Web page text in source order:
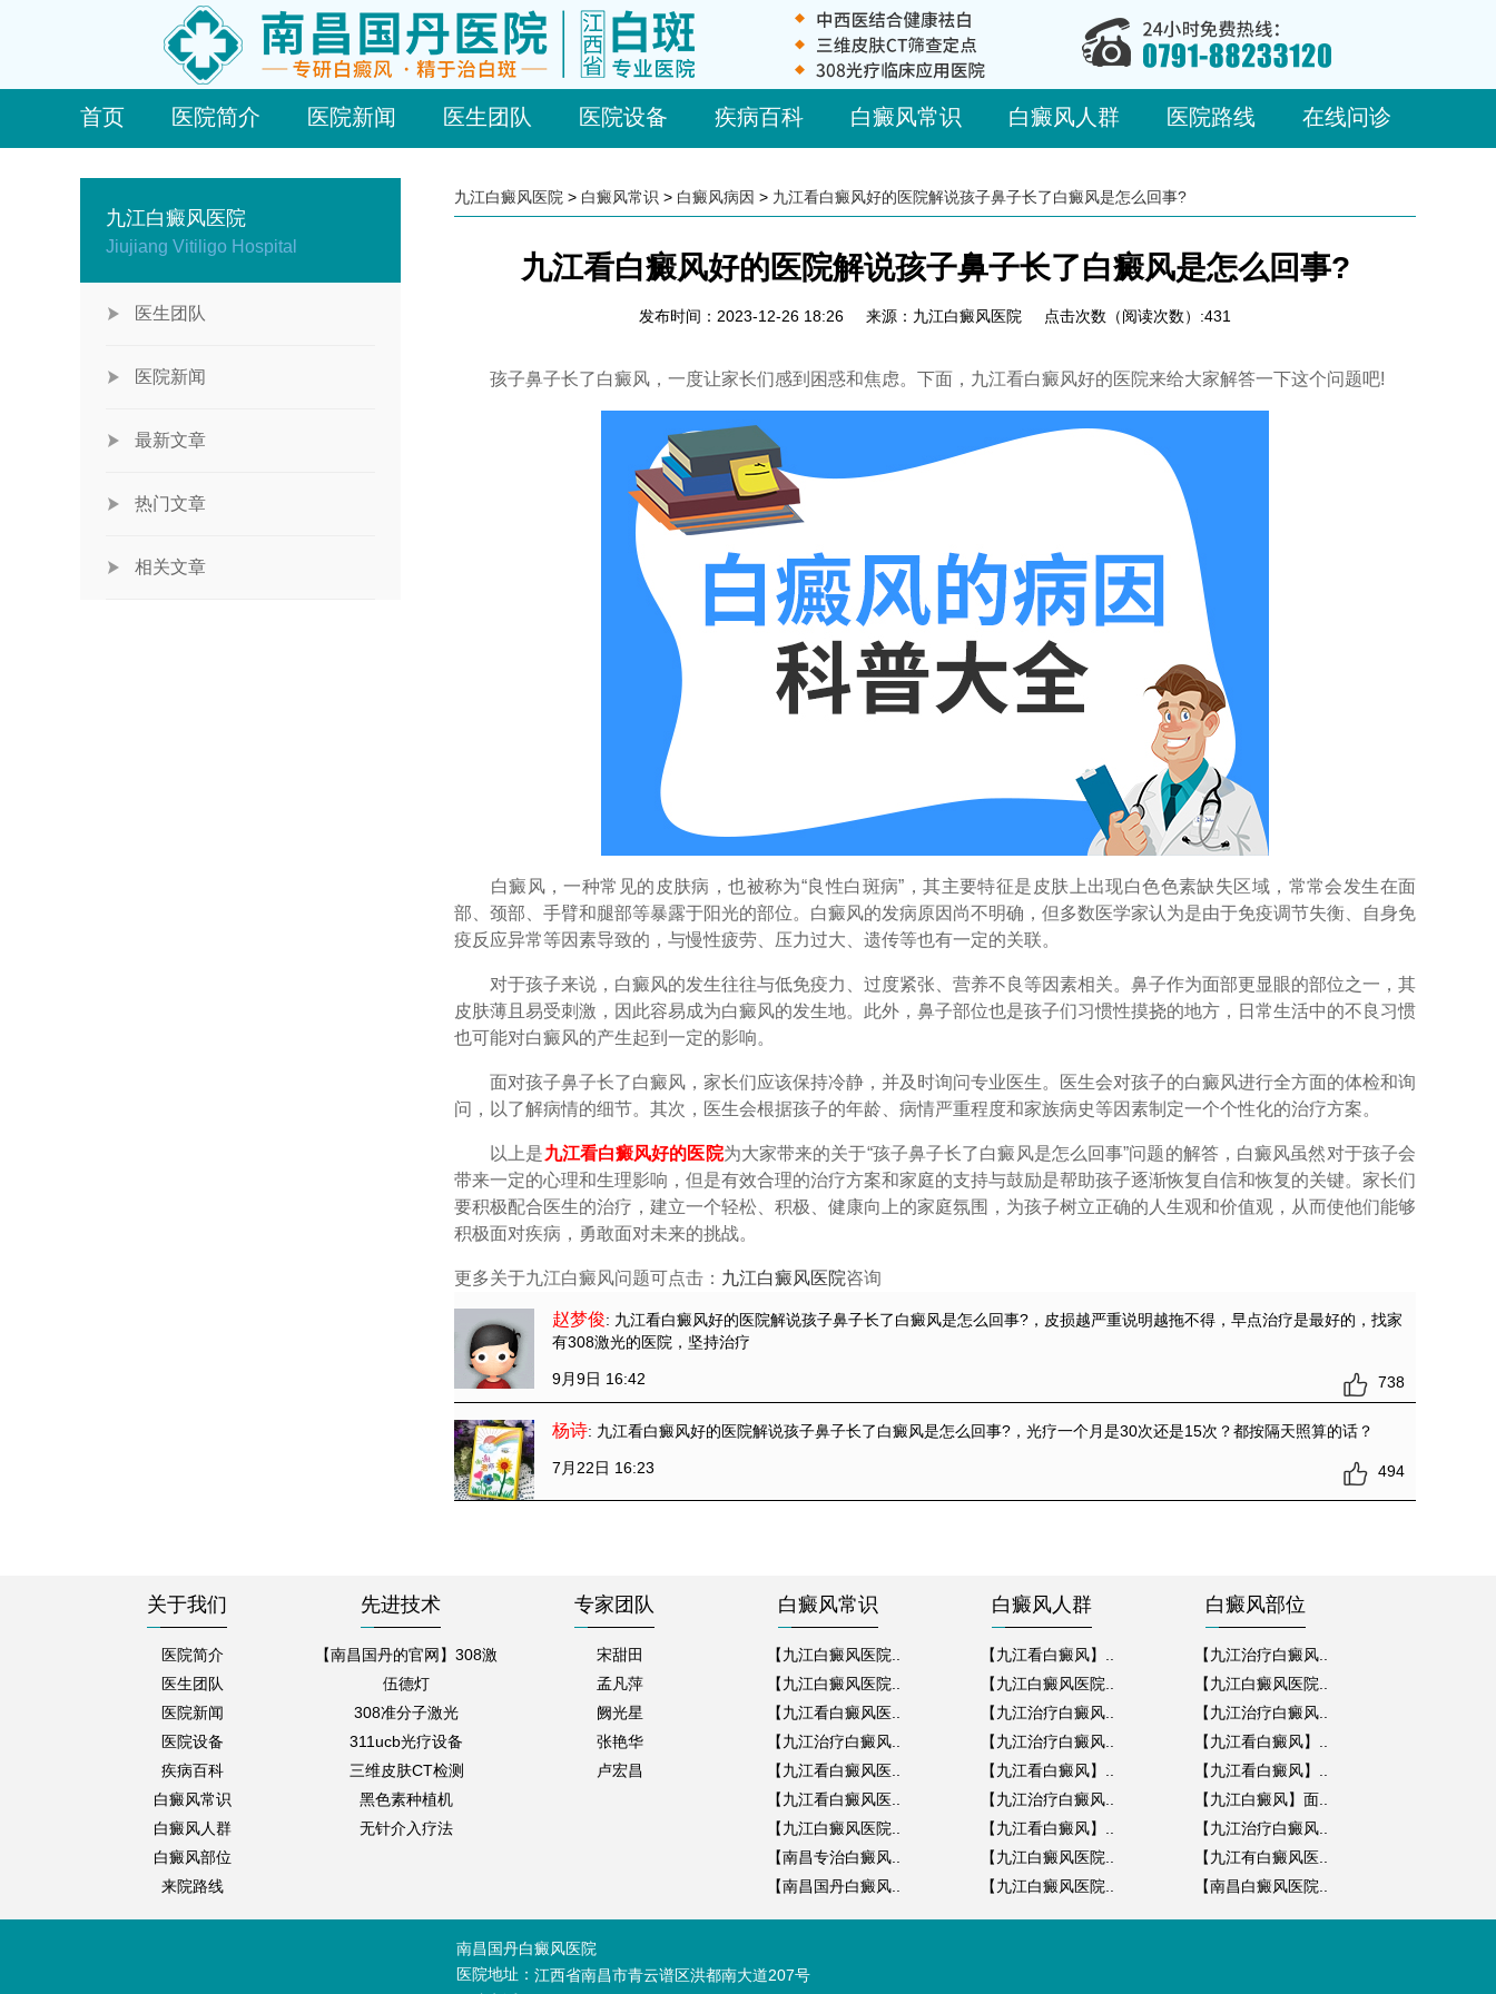
首页 医院简介 医院新闻 医生团队 医院设备 疾病百科 白癜风常识 白癜风人群 医院路线 在线问诊
九江白癜风医院
Jiujiang Vitiligo Hospital
医生团队
医院新闻
最新文章
热门文章
相关文章
九江白癜风医院 > 白癜风常识 > 白癜风病因 > 九江看白癜风好的医院解说孩子鼻子长了白癜风是怎么回事?
九江看白癜风好的医院解说孩子鼻子长了白癜风是怎么回事?
发布时间：2023-12-26 18:26 来源：九江白癜风医院 点击次数（阅读次数）:431
孩子鼻子长了白癜风，一度让家长们感到困惑和焦虑。下面，九江看白癜风好的医院来给大家解答一下这个问题吧!
白癜风，一种常见的皮肤病，也被称为“良性白斑病”，其主要特征是皮肤上出现白色色素缺失区域，常常会发生在面
部、颈部、手臂和腿部等暴露于阳光的部位。白癜风的发病原因尚不明确，但多数医学家认为是由于免疫调节失衡、自身免
疫反应异常等因素导致的，与慢性疲劳、压力过大、遗传等也有一定的关联。
对于孩子来说，白癜风的发生往往与低免疫力、过度紧张、营养不良等因素相关。鼻子作为面部更显眼的部位之一，其
皮肤薄且易受刺激，因此容易成为白癜风的发生地。此外，鼻子部位也是孩子们习惯性摸挠的地方，日常生活中的不良习惯
也可能对白癜风的产生起到一定的影响。
面对孩子鼻子长了白癜风，家长们应该保持冷静，并及时询问专业医生。医生会对孩子的白癜风进行全方面的体检和询
问，以了解病情的细节。其次，医生会根据孩子的年龄、病情严重程度和家族病史等因素制定一个个性化的治疗方案。
以上是九江看白癜风好的医院为大家带来的关于“孩子鼻子长了白癜风是怎么回事”问题的解答，白癜风虽然对于孩子会
带来一定的心理和生理影响，但是有效合理的治疗方案和家庭的支持与鼓励是帮助孩子逐渐恢复自信和恢复的关键。家长们
要积极配合医生的治疗，建立一个轻松、积极、健康向上的家庭氛围，为孩子树立正确的人生观和价值观，从而使他们能够
积极面对疾病，勇敢面对未来的挑战。
更多关于九江白癜风问题可点击： 九江白癜风医院咨询
赵梦俊: 九江看白癜风好的医院解说孩子鼻子长了白癜风是怎么回事? ，皮损越严重说明越拖不得，早点治疗是最好的，找家
有308激光的医院，坚持治疗
9月9日 16:42 738
杨诗: 九江看白癜风好的医院解说孩子鼻子长了白癜风是怎么回事? ，光疗一个月是30次还是15次？都按隔天照算的话？
7月22日 16:23 494
关于我们
医院简介
医生团队
医院新闻
医院设备
疾病百科
白癜风常识
白癜风人群
白癜风部位
来院路线
先进技术
【南昌国丹的官网】308激
伍德灯
308准分子激光
311ucb光疗设备
三维皮肤CT检测
黑色素种植机
无针介入疗法
专家团队
宋甜田
孟凡萍
阙光星
张艳华
卢宏昌
白癜风常识
【九江白癜风医院..
【九江白癜风医院..
【九江看白癜风医..
【九江治疗白癜风..
【九江看白癜风医..
【九江看白癜风医..
【九江白癜风医院..
【南昌专治白癜风..
【南昌国丹白癜风..
白癜风人群
【九江看白癜风】..
【九江白癜风医院..
【九江治疗白癜风..
【九江治疗白癜风..
【九江看白癜风】..
【九江治疗白癜风..
【九江看白癜风】..
【九江白癜风医院..
【九江白癜风医院..
白癜风部位
【九江治疗白癜风..
【九江白癜风医院..
【九江治疗白癜风..
【九江看白癜风】..
【九江看白癜风】..
【九江白癜风】面..
【九江治疗白癜风..
【九江有白癜风医..
【南昌白癜风医院..
南昌国丹白癜风医院
医院地址： 江西省南昌市青云谱区洪都南大道207号